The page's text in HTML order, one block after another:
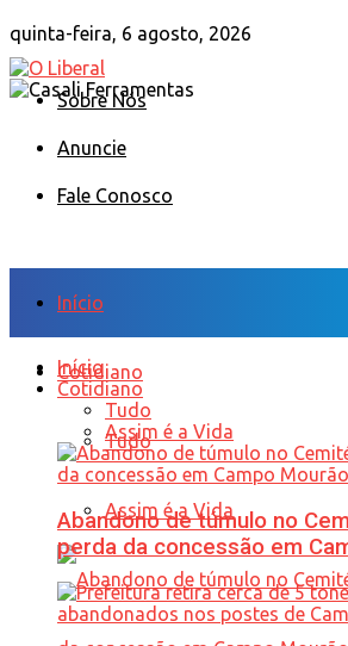
quinta-feira, 6 agosto, 2026
Sobre Nós
Anuncie
Fale Conosco
Início
Cotidiano
Tudo
Assim é a Vida
Início
Cotidiano
Tudo
Assim é a Vida
Abandono de túmulo no
perda da concessão em